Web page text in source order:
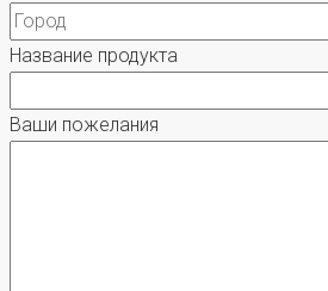
Название продукта
Ваши пожелания